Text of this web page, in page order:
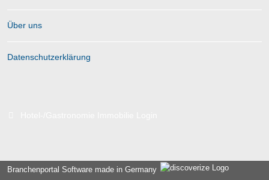
Über uns
Datenschutzerklärung
Branchenportal Software made in Germany